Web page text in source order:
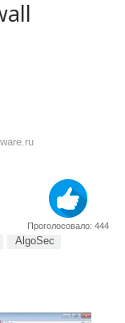
Проголосовало: 444
AlgoSec